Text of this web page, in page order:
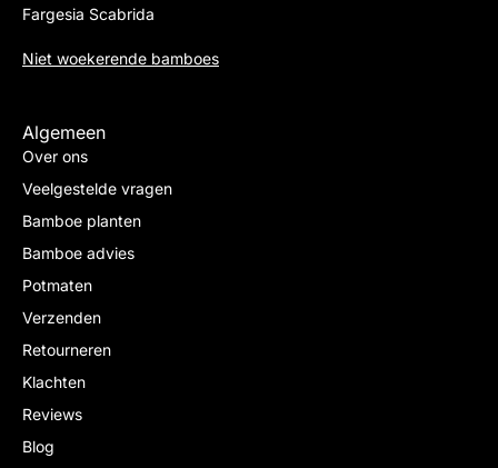
Fargesia Scabrida
Niet woekerende bamboes
Algemeen
Over ons
Veelgestelde vragen
Bamboe planten
Bamboe advies
Potmaten
Verzenden
Retourneren
Klachten
Reviews
Blog